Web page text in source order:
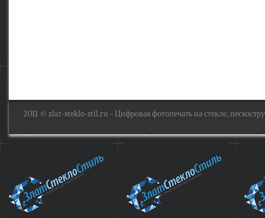
2011 © zlat-steklo-stil.ru - Цифровая фотопечать на стекле,